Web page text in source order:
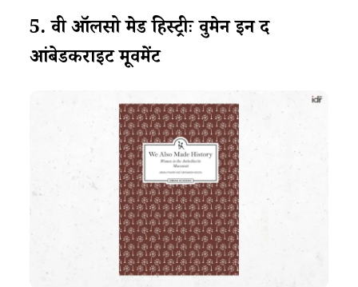
5.वीऑलसोमेडहिस्ट्रीःवुमेनइनद
आंबेडकराइटमूवमेंट